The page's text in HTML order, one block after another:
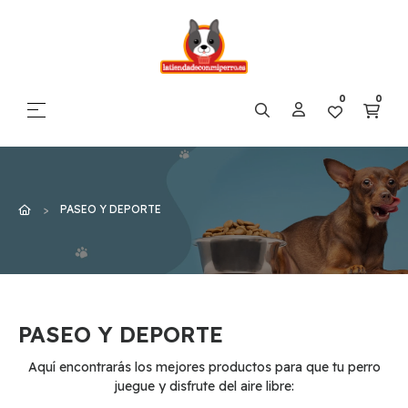
Navegación de palanca
☰ 0 0
PASEO Y DEPORTE
PASEO Y DEPORTE
Aquí encontrarás los mejores productos para que tu perro
juegue y disfrute del aire libre: